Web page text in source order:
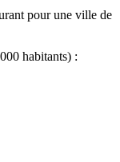
pour une ville de
habitants) :